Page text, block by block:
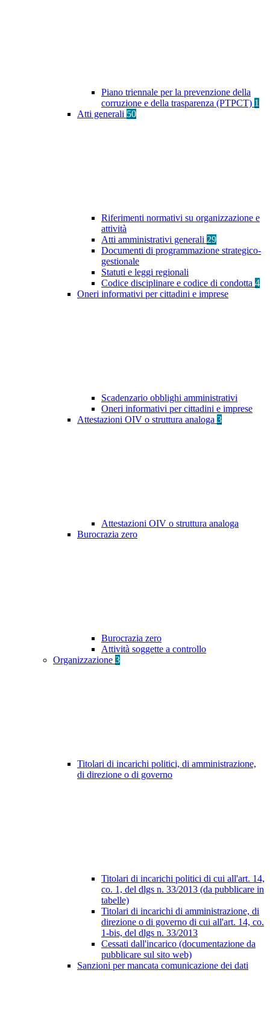
Piano triennale per la prevenzione della
corruzione e della trasparenza (PTPCT) 1
Atti generali 50
Riferimenti normativi su organizzazione e
attività
Atti amministrativi generali 29
Documenti di programmazione strategico-
gestionale
Statuti e leggi regionali
Codice disciplinare e codice di condotta 4
Oneri informativi per cittadini e imprese
Scadenzario obblighi amministrativi
Oneri informativi per cittadini e imprese
Attestazioni OIV o struttura analoga 3
Attestazioni OIV o struttura analoga
Burocrazia zero
Burocrazia zero
Attività soggette a controllo
Organizzazione 3
Titolari di incarichi politici, di amministrazione,
di direzione o di governo
Titolari di incarichi politici di cui all'art. 14,
co. 1, del dlgs n. 33/2013 (da pubblicare in
tabelle)
Titolari di incarichi di amministrazione, di
direzione o di governo di cui all'art. 14, co.
1-bis, del dlgs n. 33/2013
Cessati dall'incarico (documentazione da
pubblicare sul sito web)
Sanzioni per mancata comunicazione dei dati